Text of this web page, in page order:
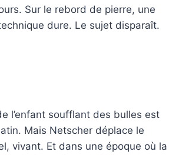
Sur le rebord de pierre, une
dure. Le sujet disparaît.
l’enfant soufflant des bulles est
Mais Netscher déplace le
vivant. Et dans une époque où la